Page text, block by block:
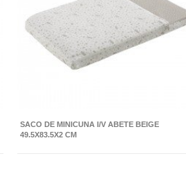
SACO DE MINICUNA I/V ABETE BEIGE
49.5X83.5X2 CM